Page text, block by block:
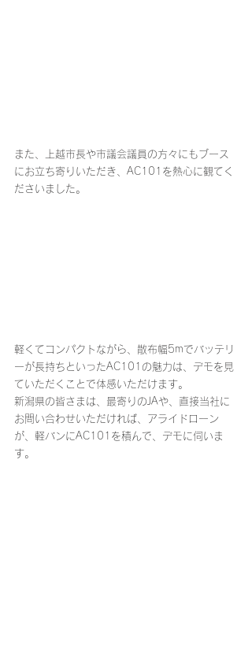
また、上越市長や市議会議員の方々にもブース
にお立ち寄りいただき、AC101を熱心に観てく
ださいました。
軽くてコンパクトながら、散布幅5mでバッテリ
ーが長持ちといったAC101の魅力は、デモを見
ていただくことで体感いただけます。
新潟県の皆さまは、最寄りのJAや、直接当社に
お問い合わせいただければ、アライドローン
が、軽バンにAC101を積んで、デモに伺いま
す。